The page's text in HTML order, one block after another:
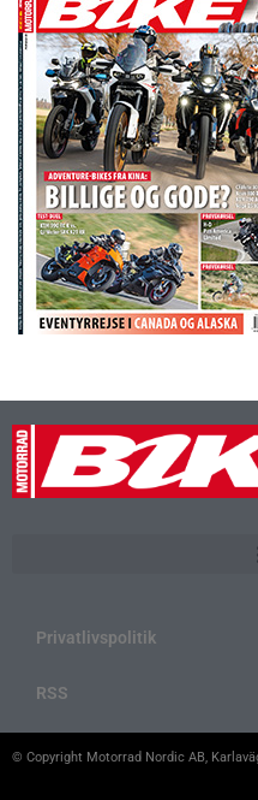
Privatlivspolitik
RSS
© Copyright Motorrad Nordic AB,